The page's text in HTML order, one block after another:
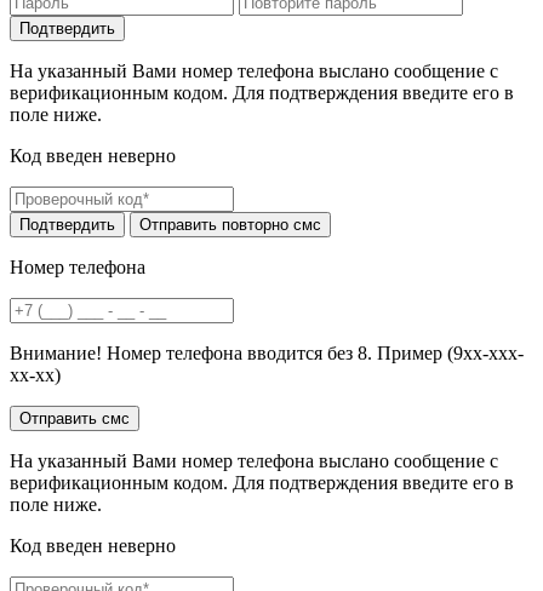
На указанный Вами номер телефона выслано сообщение с
верификационным кодом. Для подтверждения введите его в
поле ниже.
Код введен неверно
Номер телефона
Внимание! Номер телефона вводится без 8. Пример (9хх-ххх-
хх-хх)
На указанный Вами номер телефона выслано сообщение с
верификационным кодом. Для подтверждения введите его в
поле ниже.
Код введен неверно